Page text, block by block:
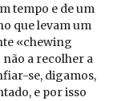
tempo e de um
que levam um
«chewing
a recolher a
se, digamos,
e por isso